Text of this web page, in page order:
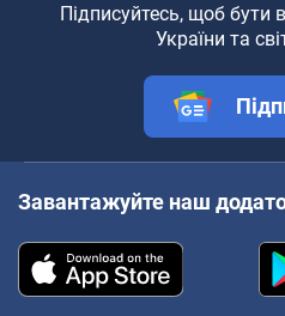
Підписуйтесь, щоб бути
України та
Завантажуйте наш